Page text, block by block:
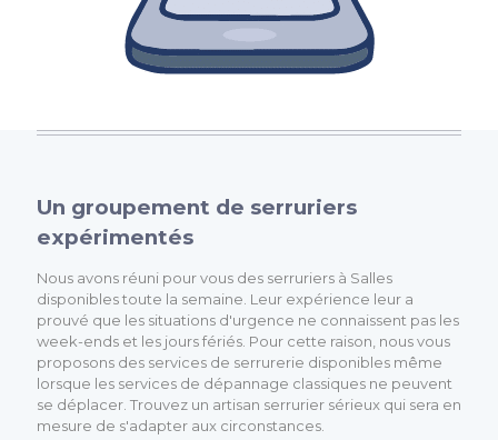
Un groupement de serruriers
expérimentés
Nous avons réuni pour vous des serruriers à Salles
disponibles toute la semaine. Leur expérience leur a
prouvé que les situations d'urgence ne connaissent pas les
week-ends et les jours fériés. Pour cette raison, nous vous
proposons des services de serrurerie disponibles même
lorsque les services de dépannage classiques ne peuvent
se déplacer. Trouvez un artisan serrurier sérieux qui sera en
mesure de s'adapter aux circonstances.